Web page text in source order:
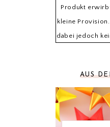
Produkt
kleine
dabei jedoch
AUS